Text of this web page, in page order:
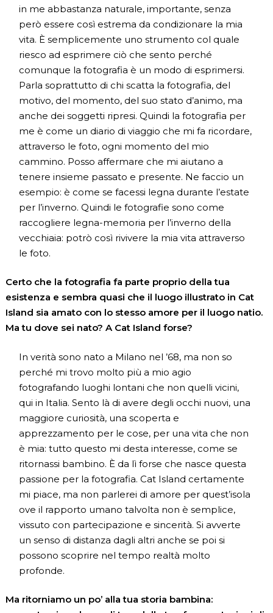
in me abbastanza naturale, importante, senza
però essere così estrema da condizionare la mia
vita. È semplicemente uno strumento col quale
riesco ad esprimere ciò che sento perché
comunque la fotografia è un modo di esprimersi.
Parla soprattutto di chi scatta la fotografia, del
motivo, del momento, del suo stato d’animo, ma
anche dei soggetti ripresi. Quindi la fotografia per
me è come un diario di viaggio che mi fa ricordare,
attraverso le foto, ogni momento del mio
cammino. Posso affermare che mi aiutano a
tenere insieme passato e presente. Ne faccio un
esempio: è come se facessi legna durante l’estate
per l’inverno. Quindi le fotografie sono come
raccogliere legna-memoria per l’inverno della
vecchiaia: potrò così rivivere la mia vita attraverso
le foto.
Certo che la fotografia fa parte proprio della tua
esistenza e sembra quasi che il luogo illustrato in Cat
Island sia amato con lo stesso amore per il luogo natio.
Ma tu dove sei nato? A Cat Island forse?
In verità sono nato a Milano nel ’68, ma non so
perché mi trovo molto più a mio agio
fotografando luoghi lontani che non quelli vicini,
qui in Italia. Sento là di avere degli occhi nuovi, una
maggiore curiosità, una scoperta e
apprezzamento per le cose, per una vita che non
è mia: tutto questo mi desta interesse, come se
ritornassi bambino. È da lì forse che nasce questa
passione per la fotografia. Cat Island certamente
mi piace, ma non parlerei di amore per quest’isola
ove il rapporto umano talvolta non è semplice,
vissuto con partecipazione e sincerità. Si avverte
un senso di distanza dagli altri anche se poi si
possono scoprire nel tempo realtà molto
profonde.
Ma ritorniamo un po’ alla tua storia bambina: